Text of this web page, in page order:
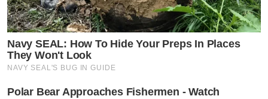
Navy SEAL: How To Hide Your Preps In Places
They Won't Look
NAVY SEAL'S BUG IN GUIDE
Polar Bear Approaches Fishermen - Watch